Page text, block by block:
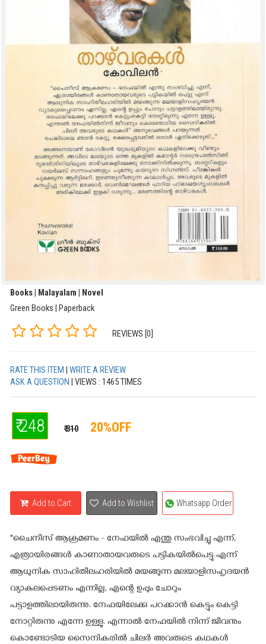
Books | Malayalam | Novel
Green Books | Paperback
REVIEWS [0]
RATE THIS ITEM
WRITE A REVIEW
ASK A QUESTION
| VIEWS : 1465 TIMES
₹ 248 ₹ 310 20%OFF
Add to Cart Add to Wishlist Whatsapp Order
"ചൈനീസ് ആക്രമണം - നേഫയില്‍ എന്തു സംഭവിച്ചു എന്ന്,
എത്രായിരങ്ങള്‍ കാണാതായവരുടെ പട്ടികയില്‍പെട്ടു എന്ന്
ആധുനിക സാഹിതീലഹരിയില്‍ മയങ്ങുന്ന മലയാളിസഹൃദയന്‍
വ്യാകുലപ്പെടണം എന്നില്ല, എന്റെ ഉപ്പും ചോറും
പട്ടാളത്തിലായിരുന്നു. നേഫയിലേക്കു പറക്കാന്‍ കെട്ടും കെട്ടി
നോറ്റിരുന്നു എന്നേ ഉള്ളു. എന്നാല്‍ നേഫയില്‍ നിന്ന് ജീവനും
കൊണ്ടോടിയ സൈനികരില്‍ ചിലര്‍ അവരുടെ കഥകള്‍